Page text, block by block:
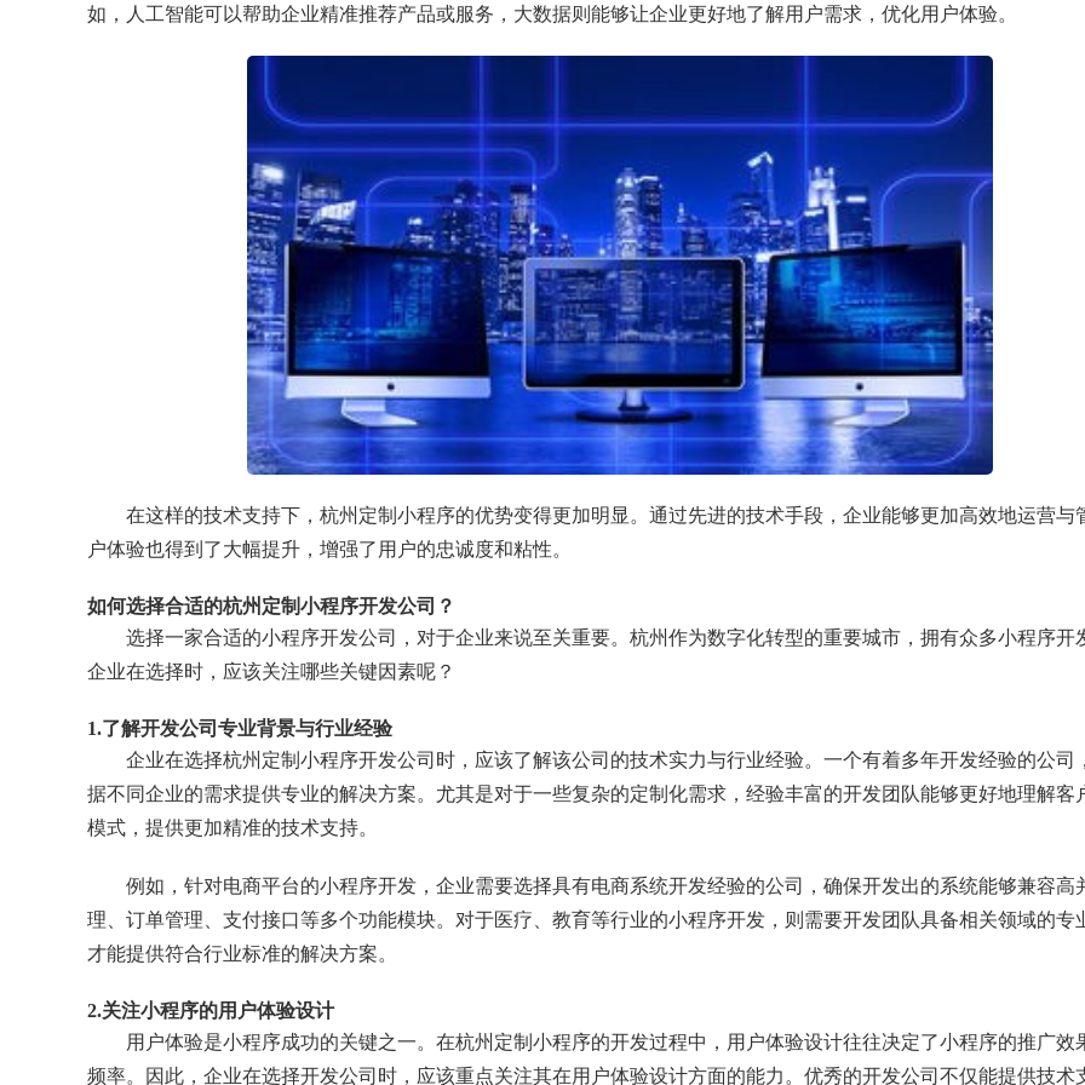
如，人工智能可以帮助企业精准推荐产品或服务，大数据则能够让企业更好地了解用户需求，优化用户体验。
在这样的技术支持下，杭州定制小程序的优势变得更加明显。通过先进的技术手段，企业能够更加高效地运营与
户体验也得到了大幅提升，增强了用户的忠诚度和粘性。
如何选择合适的杭州定制小程序开发公司？
选择一家合适的小程序开发公司，对于企业来说至关重要。杭州作为数字化转型的重要城市，拥有众多小程序开
企业在选择时，应该关注哪些关键因素呢？
1.了解开发公司专业背景与行业经验
企业在选择杭州定制小程序开发公司时，应该了解该公司的技术实力与行业经验。一个有着多年开发经验的公司
据不同企业的需求提供专业的解决方案。尤其是对于一些复杂的定制化需求，经验丰富的开发团队能够更好地理解客
模式，提供更加精准的技术支持。
例如，针对电商平台的小程序开发，企业需要选择具有电商系统开发经验的公司，确保开发出的系统能够兼容高
理、订单管理、支付接口等多个功能模块。对于医疗、教育等行业的小程序开发，则需要开发团队具备相关领域的专
才能提供符合行业标准的解决方案。
2.关注小程序的用户体验设计
用户体验是小程序成功的关键之一。在杭州定制小程序的开发过程中，用户体验设计往往决定了小程序的推广效
频率。因此，企业在选择开发公司时，应该重点关注其在用户体验设计方面的能力。优秀的开发公司不仅能提供技术